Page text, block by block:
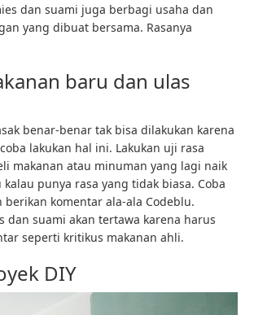
dan suami juga berbagi usaha dan
yang dibuat bersama. Rasanya
baru dan ulas
benar-benar tak bisa dilakukan karena
lakukan hal ini. Lakukan uji rasa
makanan atau minuman yang lagi naik
punya rasa yang tidak biasa. Coba
komentar ala-ala Codeblu.
dan suami akan tertawa karena harus
seperti kritikus makanan ahli.
DIY